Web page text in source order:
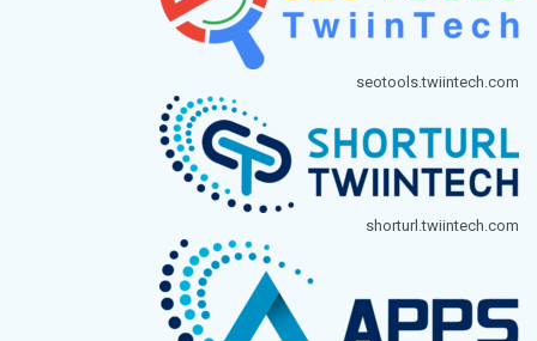
seotools.twiintech.com
shorturl.twiintech.com